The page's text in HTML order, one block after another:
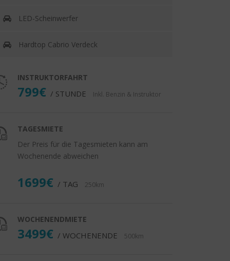
LED-Scheinwerfer
Hardtop Cabrio Verdeck
INSTRUKTORFAHRT
799€ / STUNDE Inkl. Benzin & Instruktor
TAGESMIETE
Der Preis für die Tagesmieten kann am
Wochenende abweichen
1699€ / TAG 250km
WOCHENENDMIETE
3499€ / WOCHENENDE 500km